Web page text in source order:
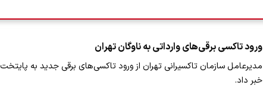
ورود تاکسی برقی‌های وارداتی به ناوگان تهران
مدیرعامل سازمان تاکسیرانی تهران از ورود تاکسی‌های برقی جدید به پایتخت
خبر داد.